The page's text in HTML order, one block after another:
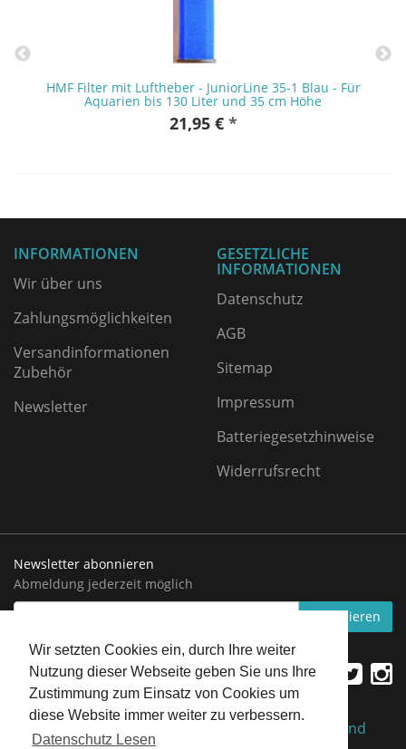
Wir setzten Cookies ein, durch Ihre weiter
Nutzung dieser Webseite geben Sie uns Ihre
Zustimmung zum Einsatz von Cookies um
diese Website immer weiter zu verbessern.
Datenschutz Lesen
HMF Filter mit Luftheber - JuniorLine 35-1 Blau - Für
Aquarien bis 130 Liter und 35 cm Höhe
21,95 € *
INFORMATIONEN
Wir über uns
Zahlungsmöglichkeiten
Versandinformationen
Zubehör
Newsletter
GESETZLICHE
INFORMATIONEN
Datenschutz
AGB
Sitemap
Impressum
Batteriegesetzhinweise
Widerrufsrecht
Newsletter abonnieren
Abmeldung jederzeit möglich
EMAIL-
abonnieren
Versand